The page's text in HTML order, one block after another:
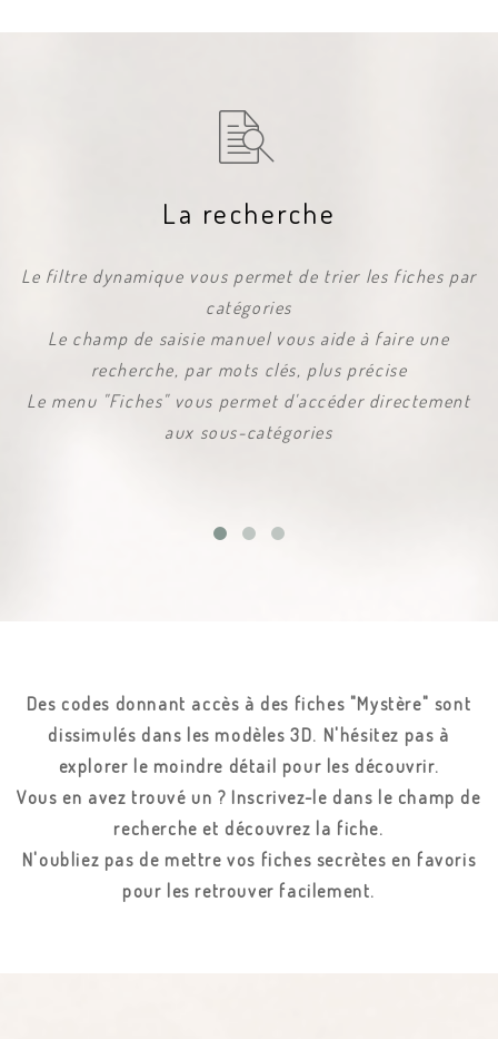
La recherche
Le filtre dynamique vous permet de trier les fiches par
catégories
Le champ de saisie manuel vous aide à faire une
recherche, par mots clés, plus précise
Le menu "Fiches" vous permet d'accéder directement
aux sous-catégories
Des codes donnant accès à des fiches "Mystère" sont
dissimulés dans les modèles 3D. N'hésitez pas à
explorer le moindre détail pour les découvrir.
Vous en avez trouvé un ? Inscrivez-le dans le champ de
recherche et découvrez la fiche.
N'oubliez pas de mettre vos fiches secrètes en favoris
pour les retrouver facilement.